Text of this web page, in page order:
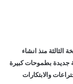
منذ انشاء
مرحلة جديدة بطموحات كبيرة
والابتكارات